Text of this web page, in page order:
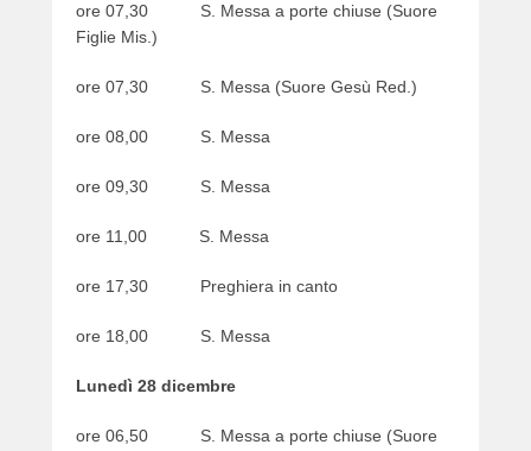
b
w
b
a
t
r
ore 07,30 S. Messa a porte chiuse (Suore
Figlie Mis.)
ore 07,30 S. Messa (Suore Gesù Red.)
ore 08,00 S. Messa
ore 09,30 S. Messa
ore 11,00 S. Messa
ore 17,30 Preghiera in canto
ore 18,00 S. Messa
Lunedì 28 dicembre
ore 06,50 S. Messa a porte chiuse (Suore